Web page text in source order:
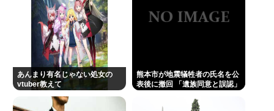
日本の芸能人、続々と日本脱出
Powered by livedoor 相互RSS
あんまり有名じゃない処女の
vtuber教えて
熊本市が地震犠牲者の氏名を公
表後に撤回 「遺族同意と誤認」